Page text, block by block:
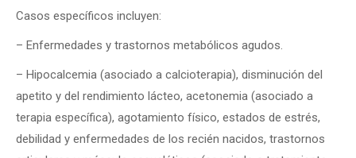
Casos específicos incluyen:
– Enfermedades y trastornos metabólicos agudos.
– Hipocalcemia (asociado a calcioterapia), disminución del
apetito y del rendimiento lácteo, acetonemia (asociado a
terapia específica), agotamiento físico, estados de estrés,
debilidad y enfermedades de los recién nacidos, trastornos